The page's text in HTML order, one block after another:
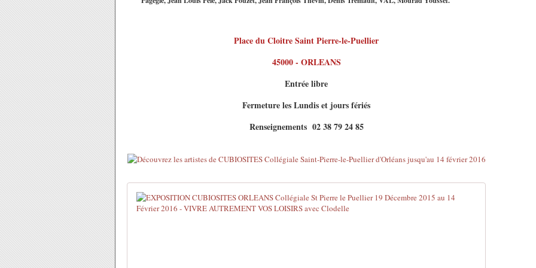
Place du Cloitre Saint Pierre-le-Puellier
45000 - ORLEANS
Entrée libre
Fermeture les Lundis et jours fériés
Renseignements 02 38 79 24 85